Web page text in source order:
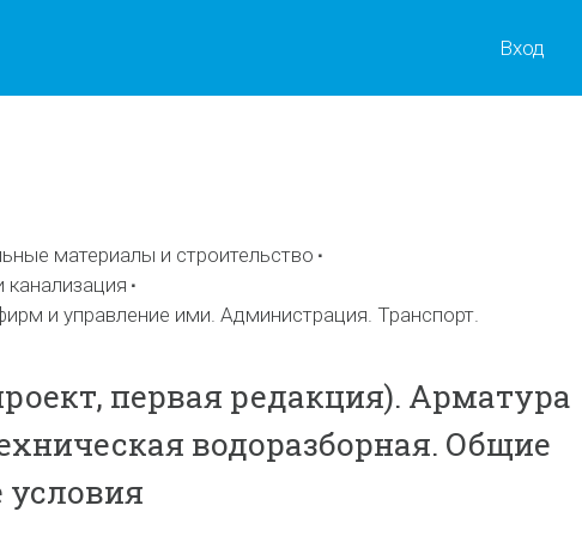
Вход
материалы и строительство
и управление ими. Администрация. Транспорт.
первая редакция). Арматура
водоразборная. Общие
условия